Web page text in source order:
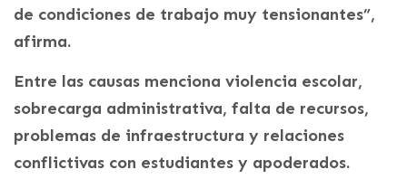
de condiciones de trabajo muy tensionantes”,
afirma.
Entre las causas menciona violencia escolar,
sobrecarga administrativa, falta de recursos,
problemas de infraestructura y relaciones
conflictivas con estudiantes y apoderados.